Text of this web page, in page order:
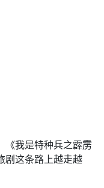
《我是特种兵之霹雳
剧这条路上越走越